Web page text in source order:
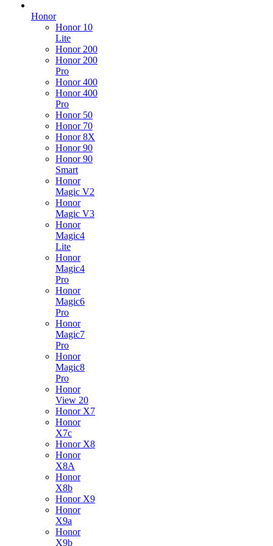
Honor
Honor 10
Lite
Honor 200
Honor 200
Pro
Honor 400
Honor 400
Pro
Honor 50
Honor 70
Honor 8X
Honor 90
Honor 90
Smart
Honor
Magic V2
Honor
Magic V3
Honor
Magic4
Lite
Honor
Magic4
Pro
Honor
Magic6
Pro
Honor
Magic7
Pro
Honor
Magic8
Pro
Honor
View 20
Honor X7
Honor
X7c
Honor X8
Honor
X8A
Honor
X8b
Honor X9
Honor
X9a
Honor
X9b